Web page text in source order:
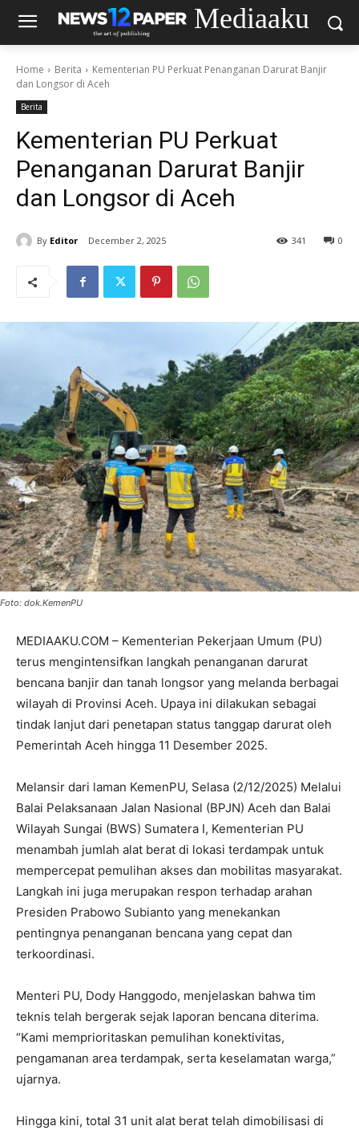
Mediaaku
Home Berita
Kementerian PU Perkuat Penanganan Darurat Banjir
dan Longsor di Aceh
Berita
Kementerian PU Perkuat
Penanganan Darurat Banjir
dan Longsor di Aceh
By Editor December 2, 2025 0
341
Foto: dok.KemenPU
MEDIAAKU.COM – Kementerian Pekerjaan Umum (PU)
terus mengintensifkan langkah penanganan darurat
bencana banjir dan tanah longsor yang melanda berbagai
wilayah di Provinsi Aceh. Upaya ini dilakukan sebagai
tindak lanjut dari penetapan status tanggap darurat oleh
Pemerintah Aceh hingga 11 Desember 2025.
‎Melansir dari laman KemenPU, Selasa (2/12/2025) Melalui
Balai Pelaksanaan Jalan Nasional (BPJN) Aceh dan Balai
Wilayah Sungai (BWS) Sumatera I, Kementerian PU
menambah jumlah alat berat di lokasi terdampak untuk
mempercepat pemulihan akses dan mobilitas masyarakat.
Langkah ini juga merupakan respon terhadap arahan
Presiden Prabowo Subianto yang menekankan
pentingnya penanganan bencana yang cepat dan
terkoordinasi.
‎Menteri PU, Dody Hanggodo, menjelaskan bahwa tim
teknis telah bergerak sejak laporan bencana diterima.
“Kami memprioritaskan pemulihan konektivitas,
pengamanan area terdampak, serta keselamatan warga,”
ujarnya.
‎Hingga kini, total 31 unit alat berat telah dimobilisasi di